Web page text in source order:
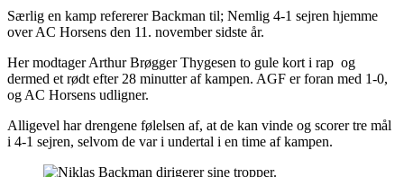
Særlig en kamp refererer Backman til; Nemlig 4-1 sejren hjemme
over AC Horsens den 11. november sidste år.
Her modtager Arthur Brøgger Thygesen to gule kort i rap og
dermed et rødt efter 28 minutter af kampen. AGF er foran med 1-0,
og AC Horsens udligner.
Alligevel har drengene følelsen af, at de kan vinde og scorer tre mål
i 4-1 sejren, selvom de var i undertal i en time af kampen.